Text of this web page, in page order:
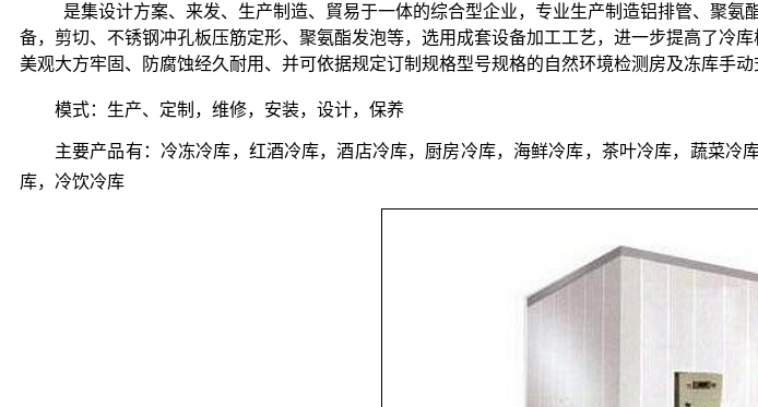
是集设计方案、来发、生产制造、貿易于一体的综合型企业，专业生产制造铝排管、聚氨
备，剪切、不锈钢冲孔板压筋定形、聚氨酯发泡等，选用成套设备加工工艺，进一步提高了冷
美观大方牢固、防腐蚀经久耐用、并可依据规定订制规格型号规格的自然环境检测房及冻库手
模式：生产、定制，维修，安装，设计，保养
主要产品有：冷冻冷库，红酒冷库，酒店冷库，厨房冷库，海鲜冷库，茶叶冷库，蔬菜
库，冷饮冷库